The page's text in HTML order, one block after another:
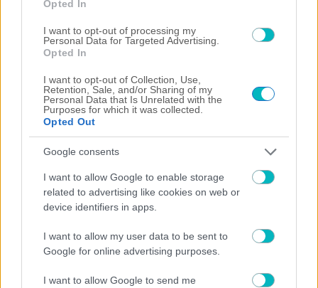
Opted In
I want to opt-out of processing my
Personal Data for Targeted Advertising.
Opted In
I want to opt-out of Collection, Use,
Retention, Sale, and/or Sharing of my
Personal Data that Is Unrelated with the
Purposes for which it was collected.
Opted Out
Google consents
I want to allow Google to enable storage
related to advertising like cookies on web or
device identifiers in apps.
I want to allow my user data to be sent to
Google for online advertising purposes.
I want to allow Google to send me
ΣΠΟΡ ΑΕΚ
Δυναμώνει και στο πινγκ πονγκ η ΑΕΚ – Απέκτησε
την διεθνή Σουηδή Νομίν Μπασάν